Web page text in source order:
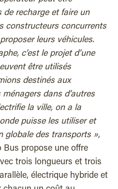
recharge et faire un
constructeurs concurrents
leurs véhicules.
c’est le projet d’une
être utilisés
destinés aux
dans d’autres
la ville, on a la
puisse les utiliser et
globale des transports »,
Bus propose une offre
trois longueurs et trois
électrique hybride et